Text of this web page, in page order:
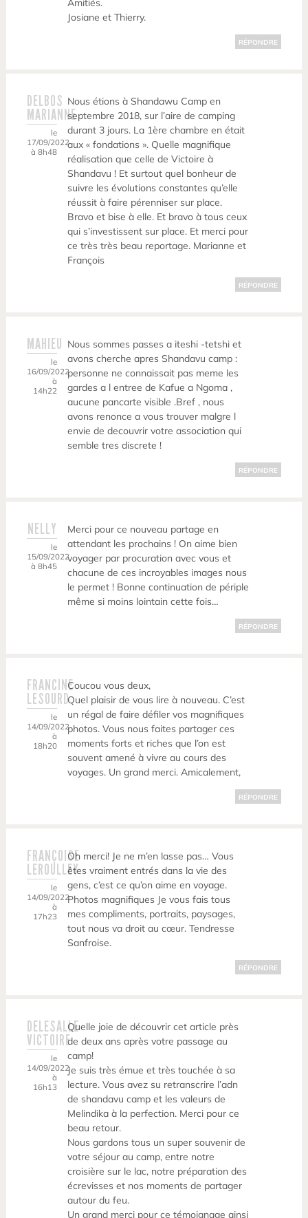
Amitiés.
Josiane et Thierry.
RÉPONDRE
DELBOS
MARIANNE
le
17/09/2022
à 8h48
Nous étions à Shandawu Camp en
septembre 2018, sur l’aire de camping
durant 3 jours. La 1ère chambre en était
aux « fondations ». Quelle magnifique
réalisation que celle de Victoire à
Shandavu ! Et surtout quel bonheur de
suivre les évolutions constantes qu’elle
réussit à faire pérenniser sur place.
Bravo et bise à elle. Et bravo à tous ceux
qui s’investissent sur place. Et merci pour
ce très très beau reportage. Marianne et
François
RÉPONDRE
MAHIEU
le
16/09/2022
à
14h22
Nous sommes passes a iteshi -tetshi et
avons cherche apres Shandavu camp :
personne ne connaissait pas meme les
gardes a l entree de Kafue a Ngoma ,
aucune pancarte visible .Bref , nous
avons renonce a vous trouver malgre l
envie de decouvrir votre association qui
semble tres discrete !
RÉPONDRE
NELLY
le
15/09/2022
à 8h45
Merci pour ce nouveau partage en
attendant les prochains ! On aime bien
voyager par procuration avec vous et
chacune de ces incroyables images nous
le permet ! Bonne continuation de périple
même si moins lointain cette fois…
RÉPONDRE
FRANCINE
LESOURD
le
14/09/2022
à
18h20
Coucou vous deux,
Quel plaisir de vous lire à nouveau. C’est
un régal de faire défiler vos magnifiques
photos. Vous nous faites partager ces
moments forts et riches que l’on est
souvent amené à vivre au cours des
voyages. Un grand merci. Amicalement,
RÉPONDRE
FRANÇOISE
LEROULLEY
le
14/09/2022
à
17h23
Oh merci! Je ne m’en lasse pas… Vous
êtes vraiment entrés dans la vie des
gens, c’est ce qu’on aime en voyage.
Photos magnifiques Je vous fais tous
mes compliments, portraits, paysages,
tout nous va droit au cœur. Tendresse
Sanfroise.
RÉPONDRE
DELESALLE
VICTOIRE
le
14/09/2022
à
16h13
Quelle joie de découvrir cet article près
de deux ans après votre passage au
camp!
Je suis très émue et très touchée à sa
lecture. Vous avez su retranscrire l’adn
de shandavu camp et les valeurs de
Melindika à la perfection. Merci pour ce
beau retour.
Nous gardons tous un super souvenir de
votre séjour au camp, entre notre
croisière sur le lac, notre préparation des
écrevisses et nos moments de partager
autour du feu.
Un grand merci pour ce témoignage ainsi